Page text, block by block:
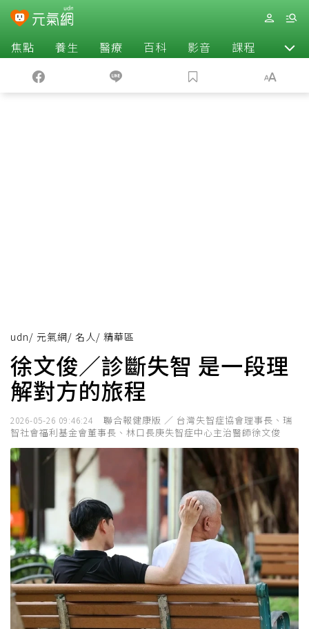
焦點 養生 醫療 百科 影音 課程 退休
udn/ 元氣網/ 名人/ 精華區
徐文俊／診斷失智 是一段理
解對方的旅程
2026-05-26 09:46:24
聯合報健康版 ／ 台灣失智症協會理事長、瑞
智社會福利基金會董事長、林口長庚失智症中心主治醫師徐文俊